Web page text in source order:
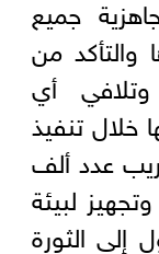
جميع
والتأكد من
أي
خلال تنفيذ
عدد ألف
لبيئة
إلى الثورة